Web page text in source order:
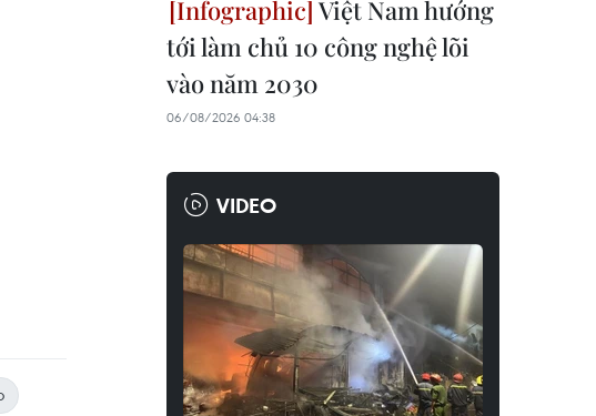
Việt Nam hướng
tới làm chủ 10 công nghệ lõi
vào năm 2030
06/08/2026 04:38
VIDEO